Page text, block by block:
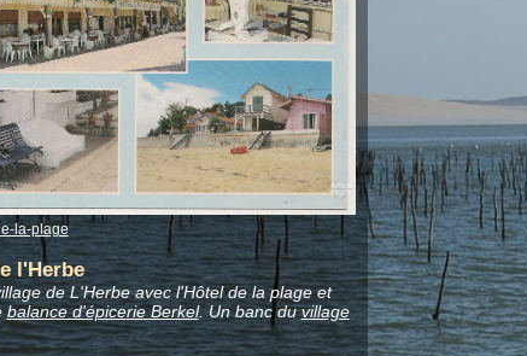
la-plage
l'Herbe
de L'Herbe avec l'Hôtel de la plage et
balance d'épicerie Berkel. Un banc duvillage